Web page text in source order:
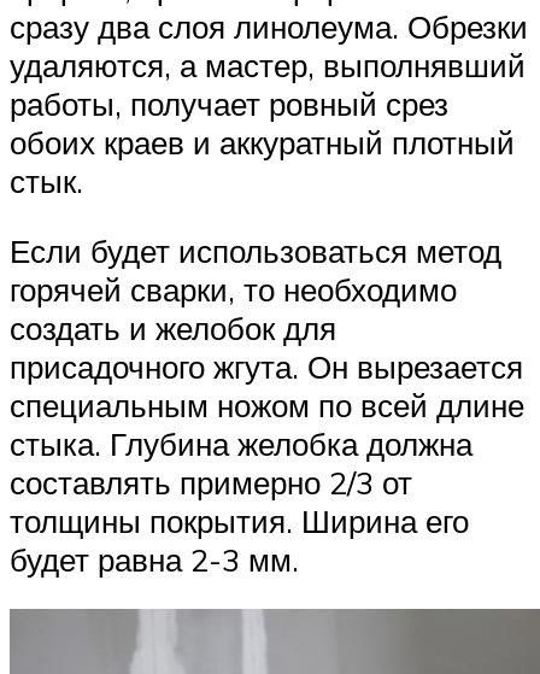
сразу два слоя линолеума. Обрезки
удаляются, а мастер, выполнявший
работы, получает ровный срез
обоих краев и аккуратный плотный
стык.
Если будет использоваться метод
горячей сварки, то необходимо
создать и желобок для
присадочного жгута. Он вырезается
специальным ножом по всей длине
стыка. Глубина желобка должна
составлять примерно 2/3 от
толщины покрытия. Ширина его
будет равна 2-3 мм.